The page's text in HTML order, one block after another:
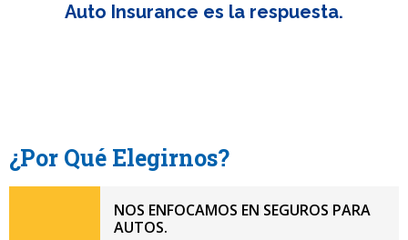
Auto Insurance es la respuesta.
¿Por Qué Elegirnos?
NOS ENFOCAMOS EN SEGUROS PARA
AUTOS.